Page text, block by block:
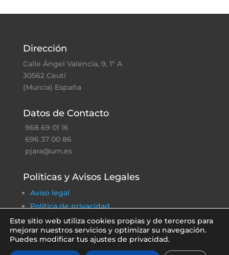
Dirección
Calle Ángel Valencia, 9, 1º A
30562 Ceutí
(Murcia) España
Datos de Contacto
968 69 01 16
696 37 00 86
pjara@um.es
Políticas y Avisos Legales
Aviso legal
Politica de privacidad
Política de cookies
Política ambiental
Este sitio web utiliza cookies propias y de terceros para
mejorar nuestros servicios y optimizar su navegación.
Puedes modificar tus ajustes de privacidad.